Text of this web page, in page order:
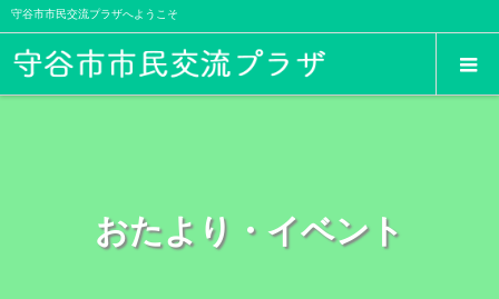
守谷市市民交流プラザへようこそ
おたより・イベント